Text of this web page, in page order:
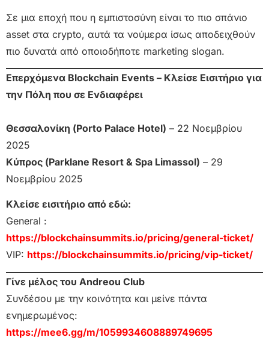
Σε μια εποχή που η εμπιστοσύνη είναι το πιο σπάνιο
asset στα crypto, αυτά τα νούμερα ίσως αποδειχθούν
πιο δυνατά από οποιοδήποτε marketing slogan.
Επερχόμενα Blockchain Events – Κλείσε Εισιτήριο για
την Πόλη που σε Ενδιαφέρει
Θεσσαλονίκη (Porto Palace Hotel) – 22 Νοεμβρίου
2025
Κύπρος (Parklane Resort & Spa Limassol) – 29
Νοεμβρίου 2025
Κλείσε εισιτήριο από εδώ:
General :
https://blockchainsummits.io/pricing/general-ticket/
VIP: https://blockchainsummits.io/pricing/vip-ticket/
Γίνε μέλος του Andreou Club
Συνδέσου με την κοινότητα και μείνε πάντα
ενημερωμένος:
https://mee6.gg/m/1059934608889749695